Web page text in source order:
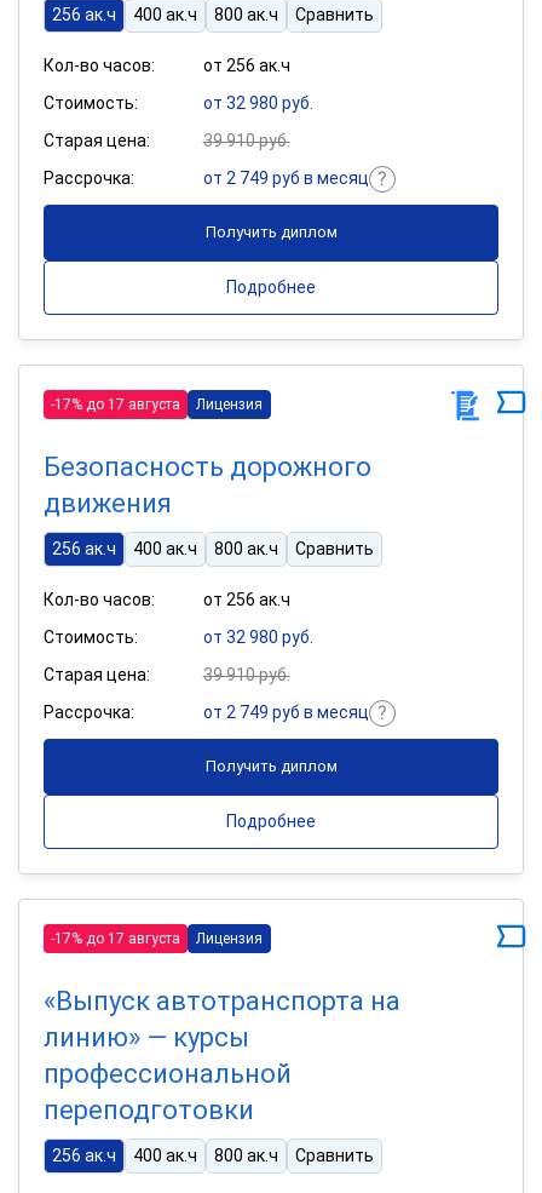
256 ак.ч 400 ак.ч 800 ак.ч Сравнить
Кол-во часов:
от 256 ак.ч
Стоимость:
от 32 980 руб.
Старая цена:
39 910 руб.
Рассрочка:
от 2 749 руб в месяц
Получить диплом
Подробнее
-17% до 17 августа Лицензия
Безопасность дорожного
движения
256 ак.ч 400 ак.ч 800 ак.ч Сравнить
Кол-во часов:
от 256 ак.ч
Стоимость:
от 32 980 руб.
Старая цена:
39 910 руб.
Рассрочка:
от 2 749 руб в месяц
Получить диплом
Подробнее
-17% до 17 августа Лицензия
«Выпуск автотранспорта на
линию» — курсы
профессиональной
переподготовки
256 ак.ч 400 ак.ч 800 ак.ч Сравнить